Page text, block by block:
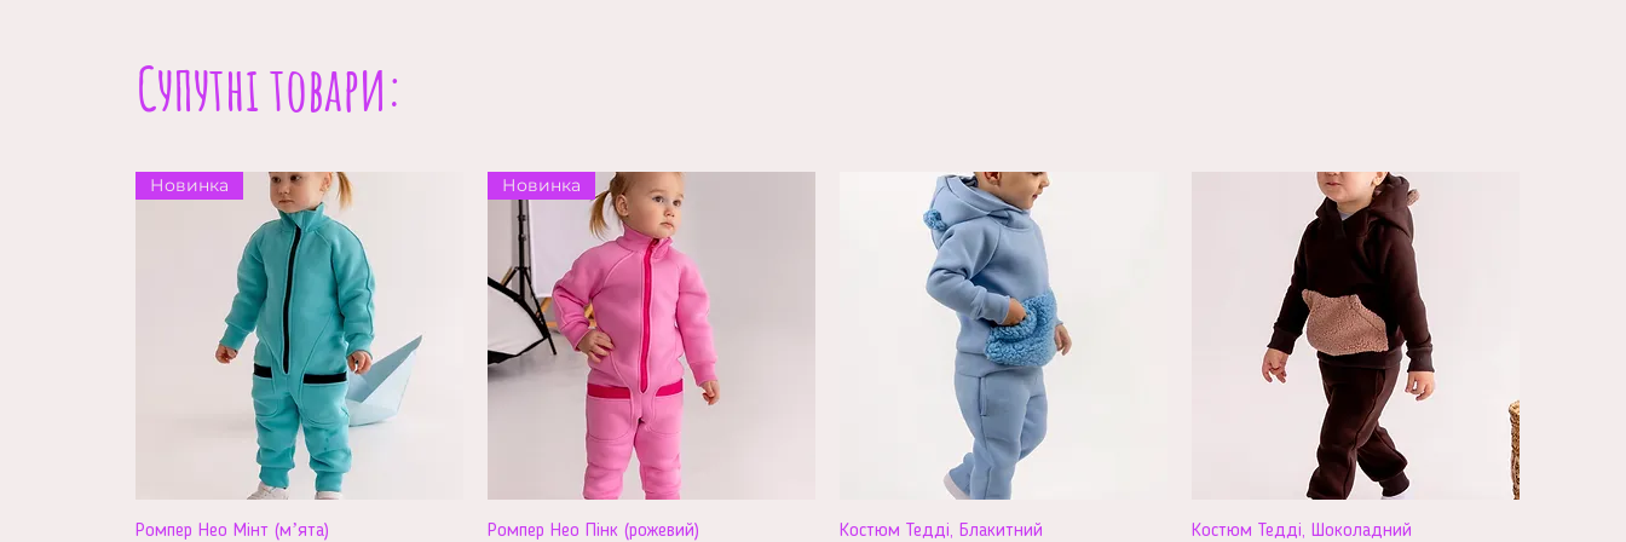
Супутні товари:
Новинка
Ромпер Нео Мінт (мʼята)
Новинка
Ромпер Нео Пінк (рожевий) Костюм Тедді, Блакитний Костюм Тедді, Шоколадний